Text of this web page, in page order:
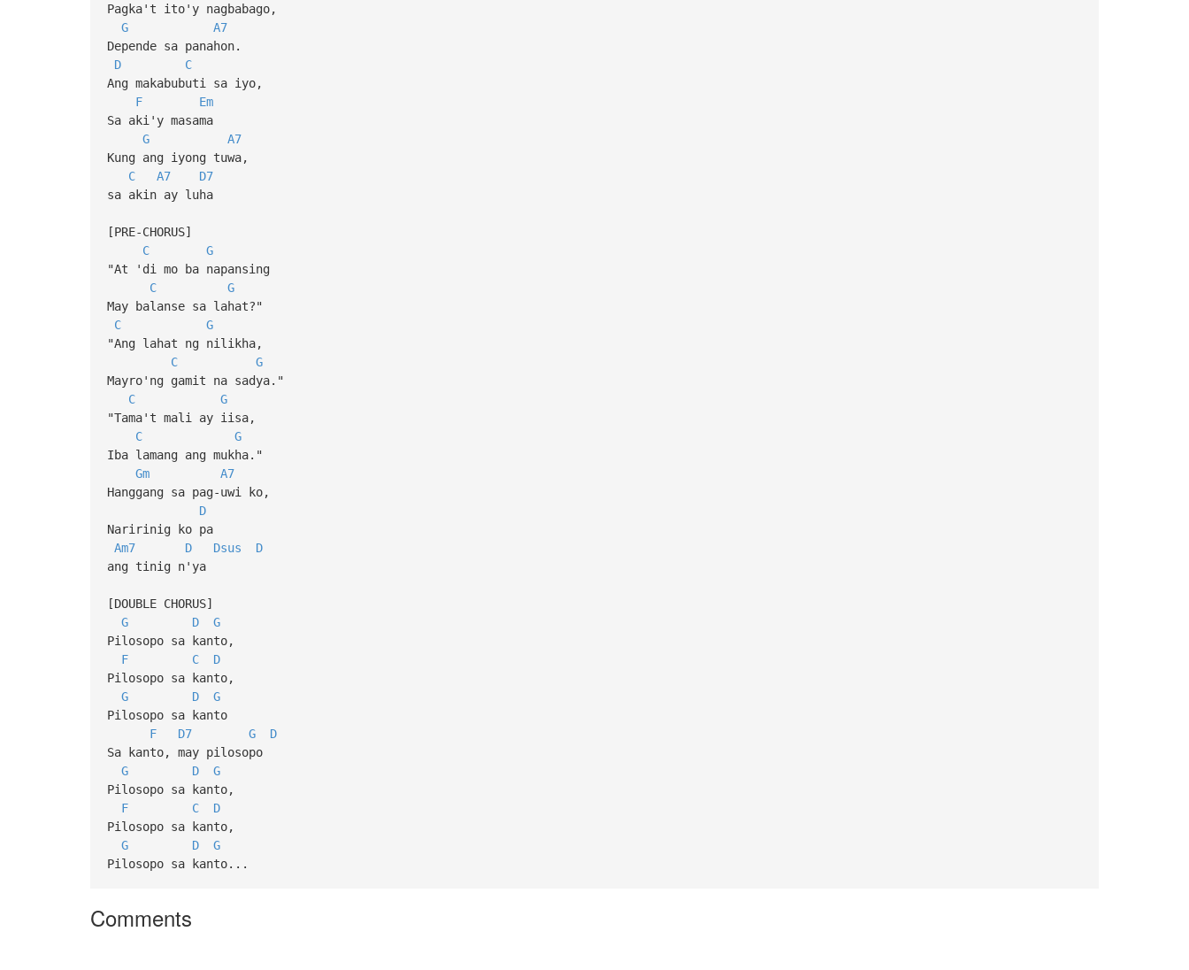
Pagka't ito'y nagbabago,
G
A7
Depende sa panahon.
D
C
Ang makabubuti sa iyo,
F
Em
Sa aki'y masama
G
A7
Kung ang iyong tuwa,
C
A7
D7
sa akin ay luha
[PRE-CHORUS]
C
G
"At 'di mo ba napansing
C
G
May balanse sa lahat?"
C
G
"Ang lahat ng nilikha,
C
G
Mayro'ng gamit na sadya."
C
G
"Tama't mali ay iisa,
C
G
Iba lamang ang mukha."
Gm
A7
Hanggang sa pag-uwi ko,
D
Naririnig ko pa
Am7
D Dsus
D
ang tinig n'ya
[DOUBLE CHORUS]
G
D
G
Pilosopo sa kanto,
F
C
D
Pilosopo sa kanto,
G
D
G
Pilosopo sa kanto
F
D7 G
D
Sa kanto, may pilosopo
G
D
G
Pilosopo sa kanto,
F
C
D
Pilosopo sa kanto,
G
D
G
Pilosopo sa kanto...
Comments